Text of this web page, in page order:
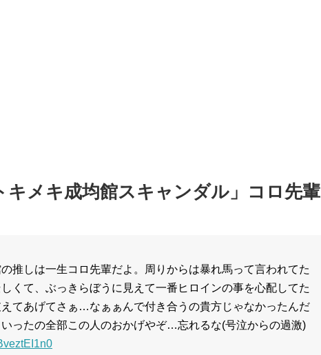
キメキ成均館スキャンダル」コロ先輩
推しは一生コロ先輩だよ。周りからは暴れ馬って言われてた
くて、ぶっきらぼうに見えて一番ヒロインの事を心配してた
えてあげてさぁ…なぁぁんで付き合うの貴方じゃなかったんだ
ったの全部この人のおかげやぞ…忘れるな(号泣からの過激)